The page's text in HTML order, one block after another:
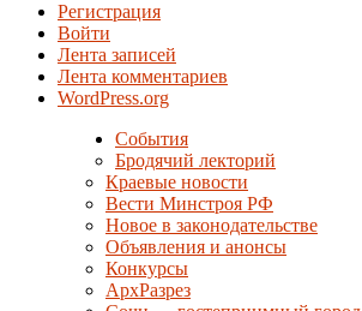
Регистрация
Войти
Лента записей
Лента комментариев
WordPress.org
События
Бродячий лекторий
Краевые новости
Вести Минстроя РФ
Новое в законодательстве
Объявления и анонсы
Конкурсы
АрхРазрез